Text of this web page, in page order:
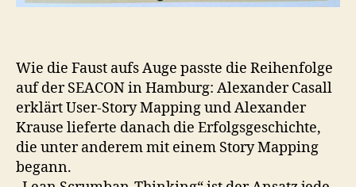
Wie die Faust aufs Auge passte die Reihenfolge
auf der SEACON in Hamburg: Alexander Casall
erklärt User-Story Mapping und Alexander
Krause lieferte danach die Erfolgsgeschichte,
die unter anderem mit einem Story Mapping
begann.